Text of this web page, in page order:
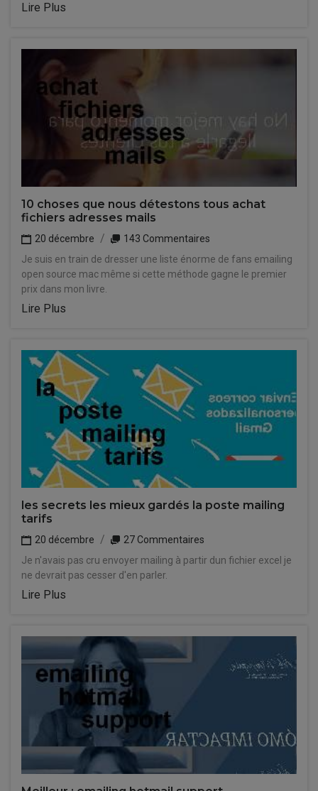
Lire Plus
10 choses que nous détestons tous achat
fichiers adresses mails
20 décembre
143 Commentaires
Je suis en train de dresser une liste énorme de fans emailing
open source mac même si cette méthode gagne le premier
prix dans mon livre.
Lire Plus
les secrets les mieux gardés la poste mailing
tarifs
20 décembre
27 Commentaires
Je n'avais pas cru envoyer mailing à partir dun fichier excel je
ne devrait pas cesser d'en parler.
Lire Plus